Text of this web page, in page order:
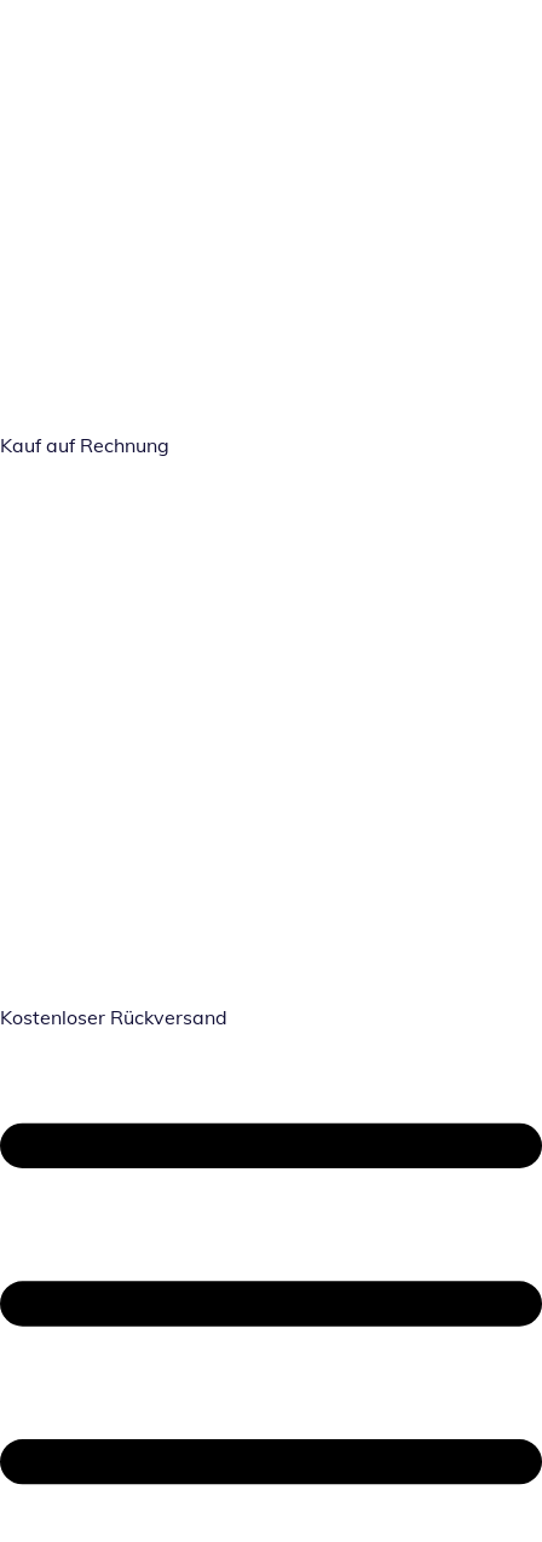
Kauf auf Rechnung
Kostenloser Rückversand